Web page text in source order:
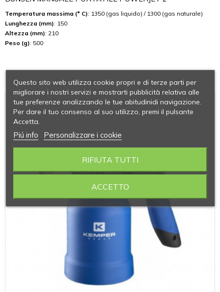
Temperatura massima (° C): 1350 (gas liquido) / 1300 (gas naturale)
Lunghezza (mm): 150
Altezza (mm): 210
Peso (g): 500
Questo sito web utilizza cookie propri e di terze parti per
migliorare i nostri servizi e mostrarti pubblicità relativa alle
tue preferenze analizzando le tue abitudinidi navigazione.
Per dare il tuo consenso al suo utilizzo, premi il pulsante
Accetta.
Piú info Personalizzare i cookie
RIFIUTA TUTTI
ACCETTO